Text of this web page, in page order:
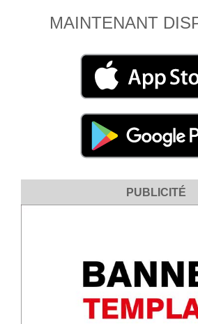
MAINTENANT
PUBLICITÉ